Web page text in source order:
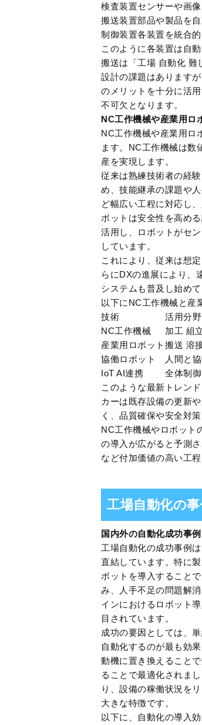
検査装置センサーや画
搬送装置部品や製品を
制御装置各装置を統合
このように各装置は自
搬送は「工場 自動化 難
設計の課題はあります
のメリットを十分に活
不可欠となります。
NC工作機械や産業用ロ
NC工作機械や産業用ロ
ます。NC工作機械は数
産を実現します。
従来は熟練技術者の経
め、技能継承の課題や
ど幅広い工程に対応し
ボットは安全性を高め
活用し、ロボットがセ
しています。
これにより、従来は想
らにDXの進展により、
システムも普及し始めて
以下にNC工作機械と産
技術
活用分野
NC工作機械
加工 組
産業用ロボット 搬送 溶
協働ロボット
人間と
IoT AI連携
全体制
このような最新トレン
カーは既存設備の更新
く、品質確保や安全対
NC工作機械やロボット
の導入が広がると予測
など付加価値の高い工
工場自動化の
国内外の自動化成功事
工場自動化の成功事例
直結しています。特に
ボットを導入すること
み、人手不足の問題解
インにおけるロボット
目されています。
成功の要因としては、
自動化するのが最も効
動機に置き換えること
ることで最適化されま
り、設備の稼働状況を
大きな特徴です。
以下に、自動化の導入効